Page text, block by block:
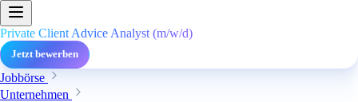
Private Client Advice Analyst (m/w/d)
Jetzt bewerben
Jobbörse
Unternehmen